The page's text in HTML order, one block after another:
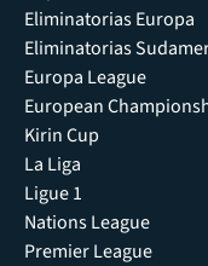
Eliminatorias Europa
Eliminatorias
Europa League
European
Kirin Cup
La Liga
Ligue 1
Nations League
Premier League